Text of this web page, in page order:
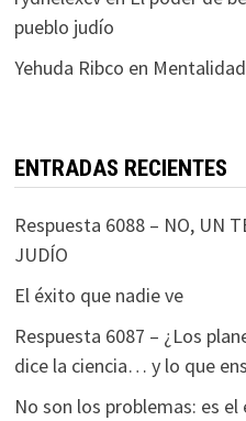
pueblo judío
Yehuda Ribco en
ENTRADAS RECIENTES
Respuesta 6088 – NO, UN
JUDÍO
El éxito que nadie ve
Respuesta 6087 – ¿Los
dice la ciencia… y lo que
No son los problemas: es